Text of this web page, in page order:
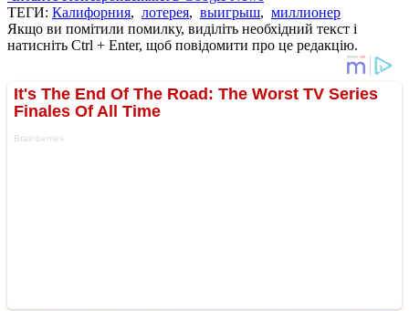
ТЕГИ: Калифорния, лотерея, выигрыш, миллионер
Якщо ви помітили помилку, виділіть необхідний текст і
натисніть Ctrl + Enter, щоб повідомити про це редакцію.